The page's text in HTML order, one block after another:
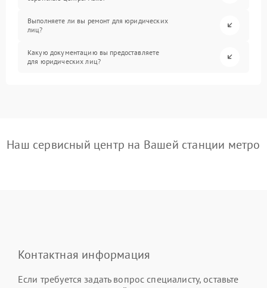
Выполняете ли вы ремонт для юридических
лиц?
Какую документацию вы предоставляете
для юридических лиц?
Наш сервисный центр на Вашей станции метро
Контактная информация
Если требуется задать вопрос специалисту, оставьте